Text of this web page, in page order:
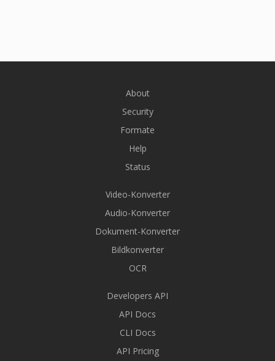
About
Security
Formate
Help
Status
Video-Konverter
Audio-Konverter
Dokument-Konverter
Bildkonverter
OCR
Developers API
API Docs
CLI Docs
API Pricing